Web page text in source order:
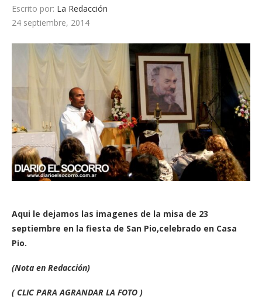
Escrito por: La Redacción
24 septiembre, 2014
Aqui le dejamos las imagenes de la misa de 23
septiembre en la fiesta de San Pio,celebrado en Casa
Pio.
(Nota en Redacción)
( CLIC PARA AGRANDAR LA FOTO )